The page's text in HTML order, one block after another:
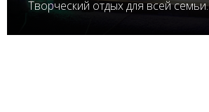
Творческий отдых для всей семьи.